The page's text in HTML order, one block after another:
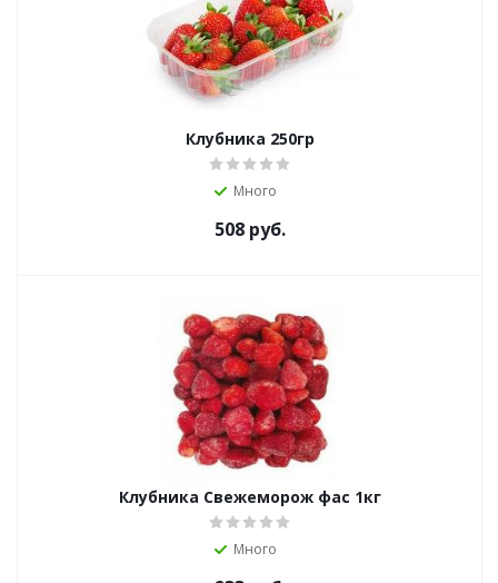
Клубника 250гр
Много
508 руб.
Клубника Свежеморож фас 1кг
Много